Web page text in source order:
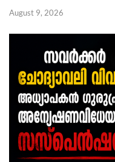
August 9, 2026